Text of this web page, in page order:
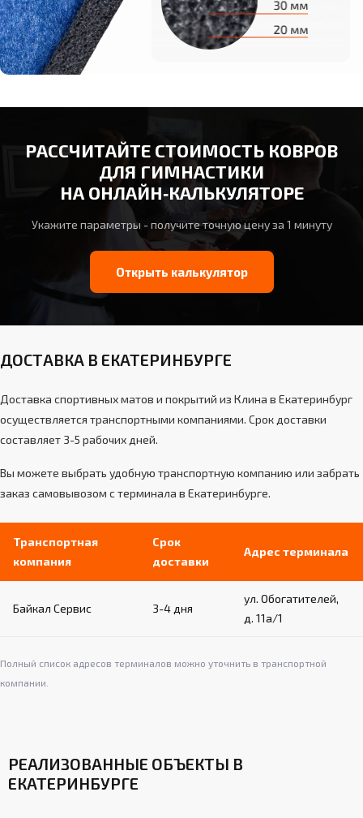
РАССЧИТАЙТЕ СТОИМОСТЬ КОВРОВ
ДЛЯ ГИМНАСТИКИ
НА ОНЛАЙН‑КАЛЬКУЛЯТОРЕ
Укажите параметры - получите точную цену за 1 минуту
Открыть калькулятор
ДОСТАВКА В ЕКАТЕРИНБУРГЕ
Доставка спортивных матов и покрытий из Клина в Екатеринбург
осуществляется транспортными компаниями. Срок доставки
составляет 3-5 рабочих дней.
Вы можете выбрать удобную транспортную компанию или забрать
заказ самовывозом с терминала в Екатеринбурге.
Транспортная
компания
Срок
доставки
Адрес терминала
Байкал Сервис 3-4 дня
ул. Обогатителей,
д. 11а/1
Полный список адресов терминалов можно уточнить в транспортной
компании.
РЕАЛИЗОВАННЫЕ ОБЪЕКТЫ В
ЕКАТЕРИНБУРГЕ